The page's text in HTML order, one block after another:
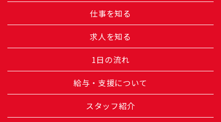
仕事を知る
求人を知る
1日の流れ
給与・支援について
スタッフ紹介